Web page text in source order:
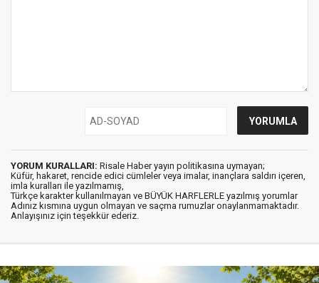
YORUM KURALLARI: Risale Haber yayın politikasına uymayan;
Küfür, hakaret, rencide edici cümleler veya imalar, inançlara saldırı içeren,
imla kuralları ile yazılmamış,
Türkçe karakter kullanılmayan ve BÜYÜK HARFLERLE yazılmış yorumlar
Adınız kısmına uygun olmayan ve saçma rumuzlar onaylanmamaktadır.
Anlayışınız için teşekkür ederiz.